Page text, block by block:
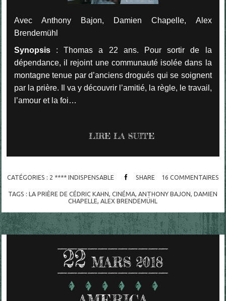
Avec Anthony Bajon, Damien Chapelle, Alex
Brendemühl
Synopsis: Thomas a 22 ans. Pour sortir de la
dépendance, il rejoint une communauté isolée dans la
montagne tenue par d’anciens drogués qui se soignent
par la prière. Il va y découvrir l’amitié, la règle, le travail,
l’amour et la foi…
LIRE LA SUITE
CATÉGORIES : 2 **** INDISPENSABLE SHARE 16 COMMENTAIRES
TAGS :LA PRIÈRE DE CÉDRIC KAHN ,CINÉMA ANTHONY BAJON ,DAMIEN
CHAPELLE ALEX BRENDEMÜHL
22 MARS 2018